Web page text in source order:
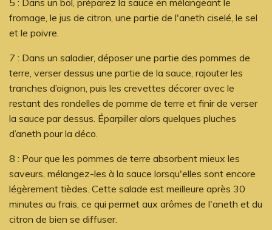
5 : Dans un bol, préparez la sauce en mélangeant le
fromage, le jus de citron, une partie de l'aneth ciselé, le sel
et le poivre.
7 : Dans un saladier, déposer une partie des pommes de
terre, verser dessus une partie de la sauce, rajouter les
tranches d’oignon, puis les crevettes décorer avec le
restant des rondelles de pomme de terre et finir de verser
la sauce par dessus. Éparpiller alors quelques pluches
d’aneth pour la déco.
8 : Pour que les pommes de terre absorbent mieux les
saveurs, mélangez-les à la sauce lorsqu'elles sont encore
légèrement tièdes. Cette salade est meilleure après 30
minutes au frais, ce qui permet aux arômes de l'aneth et du
citron de bien se diffuser.